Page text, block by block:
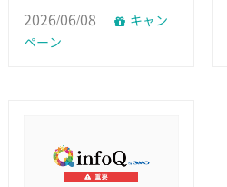
2026/06/08
キャン
ペーン